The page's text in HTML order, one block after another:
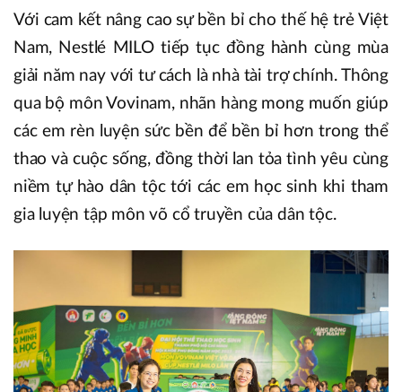
Với cam kết nâng cao sự bền bỉ cho thế hệ trẻ Việt
Nam, Nestlé MILO tiếp tục đồng hành cùng mùa
giải năm nay với tư cách là nhà tài trợ chính. Thông
qua bộ môn Vovinam, nhãn hàng mong muốn giúp
các em rèn luyện sức bền để bền bỉ hơn trong thể
thao và cuộc sống, đồng thời lan tỏa tình yêu cùng
niềm tự hào dân tộc tới các em học sinh khi tham
gia luyện tập môn võ cổ truyền của dân tộc.